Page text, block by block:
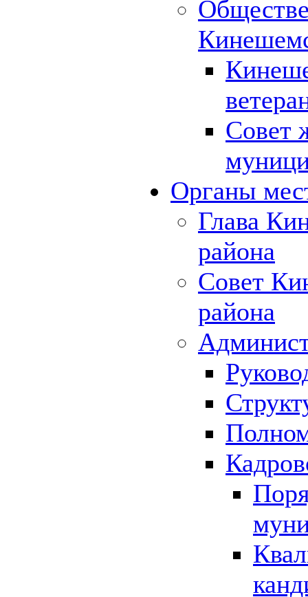
Совет
Органы
Глава
района
Совет
района